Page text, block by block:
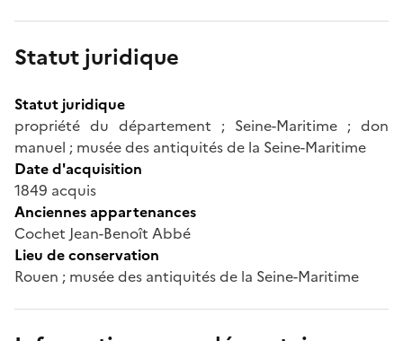
Statut juridique
Statut juridique
propriété du département ; Seine-Maritime ; don
manuel ; musée des antiquités de la Seine-Maritime
Date d'acquisition
1849 acquis
Anciennes appartenances
Cochet Jean-Benoît Abbé
Lieu de conservation
Rouen ; musée des antiquités de la Seine-Maritime